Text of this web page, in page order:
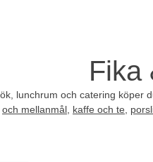
Fika
lunchrum och catering köper
och mellanmål kaffe och te